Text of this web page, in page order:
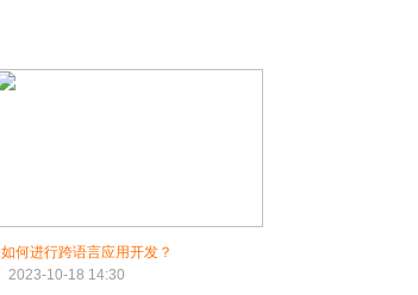
如何进行跨语言应用开发？
2023-10-18 14:30